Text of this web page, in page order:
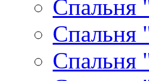
Спальня
Спальня
Спальня